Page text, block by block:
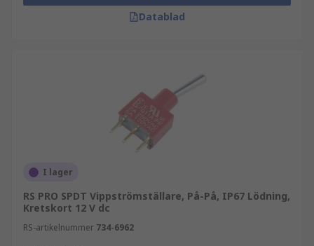
Datablad
I lager
RS PRO SPDT Vippströmställare, På-På, IP67 Lödning,
Kretskort 12 V dc
RS-artikelnummer 734-6962